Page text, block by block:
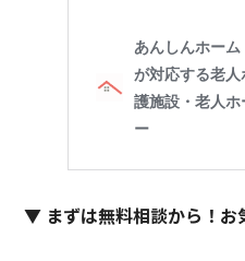
▼ まずは無料相談から！お